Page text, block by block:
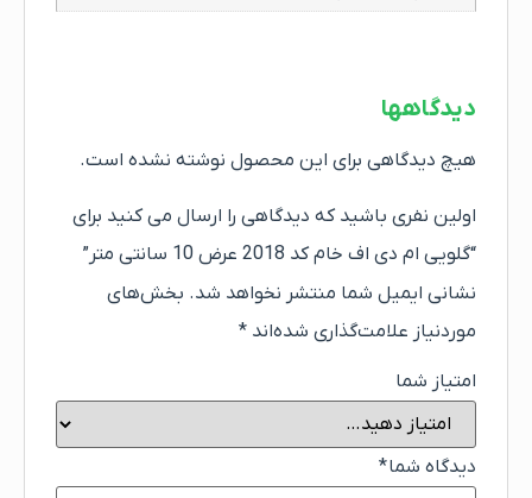
دیدگاهها
هیچ دیدگاهی برای این محصول نوشته نشده است.
اولین نفری باشید که دیدگاهی را ارسال می کنید برای
“گلویی ام دی اف خام کد 2018 عرض 10 سانتی متر”
نشانی ایمیل شما منتشر نخواهد شد. بخش‌های
موردنیاز علامت‌گذاری شده‌اند *
امتیاز شما
دیدگاه شما*